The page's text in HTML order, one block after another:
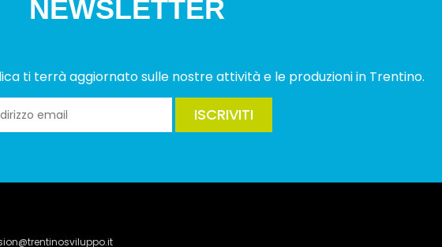
NEWSLETTER
ti terrà aggiornato sulle nostre attività e le produzioni in Trentino.
ISCRIVITI